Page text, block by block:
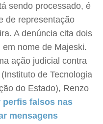
sendo processado, é
de representação
A denúncia cita dois
nome de Majeski.
ação judicial contra
de Tecnologia
do Estado), Renzo
perfis falsos nas
mensagens